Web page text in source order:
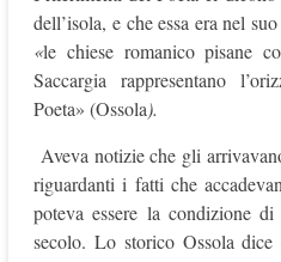
dell’isola, e che essa era nel
«le chiese romanico pisane
Saccargia rappresentano
Poeta» (Ossola).
Aveva notizie che gli
riguardanti i fatti che
poteva essere la condizione
secolo. Lo storico Ossola dice